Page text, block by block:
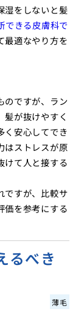
湿をしないと髪
できる皮膚科で
最適なやり方を
のですが、ラン
が抜けやすく
く安心してでき
はストレスが原
けて人と接する
ですが、比較サ
価を参考にする
るべき
薄毛